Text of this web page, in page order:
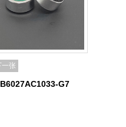
一张
B6027AC1033-G7